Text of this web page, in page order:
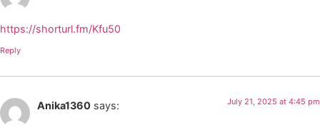
https://shorturl.fm/Kfu50
Reply
Anika1360 says: July 21, 2025 at 4:45 pm